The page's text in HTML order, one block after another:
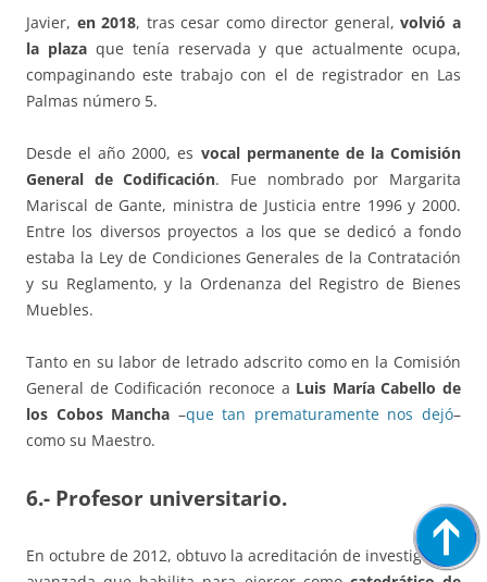
Javier, en 2018, tras cesar como director general,volvió a
la plazaque tenía reservada y que actualmente ocupa,
compaginando este trabajo con el de registrador en Las
Palmas número 5.
Desde el año 2000, es vocal permanente de la Comisión
General de Codificación. Fue nombrado por Margarita
Mariscal de Gante, ministra de Justicia entre 1996 y 2000.
Entre los diversos proyectos a los que se dedicó a fondo
estaba la Ley de Condiciones Generales de la Contratación
y su Reglamento, y la Ordenanza del Registro de Bienes
Muebles.
Tanto en su labor de letrado adscrito como en la Comisión
General de Codificación reconoce a Luis María Cabello de
los Cobos Mancha –que tan prematuramente nos dejó–
como su Maestro.
6.- Profesor universitario.
En octubre de 2012, obtuvo la acreditación de investigación